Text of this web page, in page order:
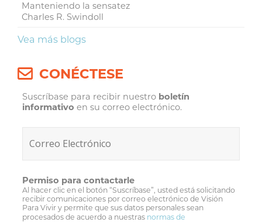
Manteniendo la sensatez
Charles R. Swindoll
Vea más blogs
CONÉCTESE
Suscríbase para recibir nuestro boletín
informativo en su correo electrónico.
Permiso para contactarle
Al hacer clic en el botón “Suscríbase”, usted está solicitando
recibir comunicaciones por correo electrónico de Visión
Para Vivir y permite que sus datos personales sean
procesados de acuerdo a nuestras normas de